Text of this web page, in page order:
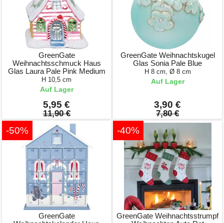
GreenGate
Weihnachtsschmuck Haus
Glas Laura Pale Pink Medium
H 10,5 cm
Auf Lager
5,95 €
11,90 €
GreenGate Weihnachtskugel
Glas Sonia Pale Blue
H 8 cm, Ø 8 cm
Auf Lager
3,90 €
7,80 €
-50%
GreenGate
-40%
GreenGate Weihnachtsstrumpf